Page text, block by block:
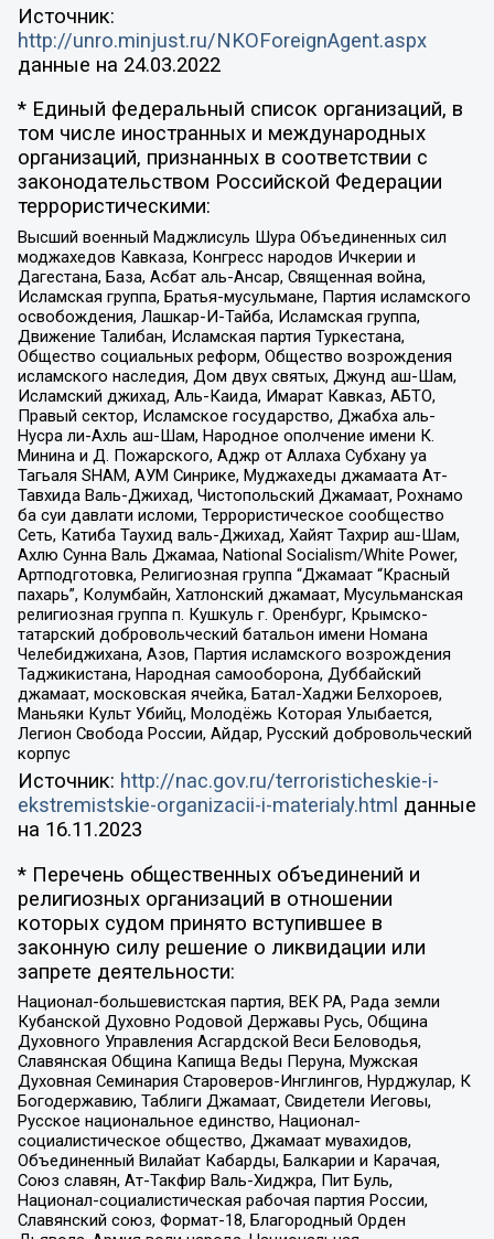
Источник:
http://unro.minjust.ru/NKOForeignAgent.aspx
данные на 24.03.2022
* Единый федеральный список организаций, в
том числе иностранных и международных
организаций, признанных в соответствии с
законодательством Российской Федерации
террористическими:
Высший военный Маджлисуль Шура Объединенных сил
моджахедов Кавказа, Конгресс народов Ичкерии и
Дагестана, База, Асбат аль-Ансар, Священная война,
Исламская группа, Братья-мусульмане, Партия исламского
освобождения, Лашкар-И-Тайба, Исламская группа,
Движение Талибан, Исламская партия Туркестана,
Общество социальных реформ, Общество возрождения
исламского наследия, Дом двух святых, Джунд аш-Шам,
Исламский джихад, Аль-Каида, Имарат Кавказ, АБТО,
Правый сектор, Исламское государство, Джабха аль-
Нусра ли-Ахль аш-Шам, Народное ополчение имени К.
Минина и Д. Пожарского, Аджр от Аллаха Субхану уа
Тагьаля SHAM, АУМ Синрике, Муджахеды джамаата Ат-
Тавхида Валь-Джихад, Чистопольский Джамаат, Рохнамо
ба суи давлати исломи, Террористическое сообщество
Сеть, Катиба Таухид валь-Джихад, Хайят Тахрир аш-Шам,
Ахлю Сунна Валь Джамаа, National Socialism/White Power,
Артподготовка, Религиозная группа “Джамаат “Красный
пахарь”, Колумбайн, Хатлонский джамаат, Мусульманская
религиозная группа п. Кушкуль г. Оренбург, Крымско-
татарский добровольческий батальон имени Номана
Челебиджихана, Азов, Партия исламского возрождения
Таджикистана, Народная самооборона, Дуббайский
джамаат, московская ячейка, Батал-Хаджи Белхороев,
Маньяки Культ Убийц, Молодёжь Которая Улыбается,
Легион Свобода России, Айдар, Русский добровольческий
корпус
Источник: http://nac.gov.ru/terroristicheskie-i-
ekstremistskie-organizacii-i-materialy.html данные
на 16.11.2023
* Перечень общественных объединений и
религиозных организаций в отношении
которых судом принято вступившее в
законную силу решение о ликвидации или
запрете деятельности:
Национал-большевистская партия, ВЕК РА, Рада земли
Кубанской Духовно Родовой Державы Русь, Община
Духовного Управления Асгардской Веси Беловодья,
Славянская Община Капища Веды Перуна, Мужская
Духовная Семинария Староверов-Инглингов, Нурджулар, К
Богодержавию, Таблиги Джамаат, Свидетели Иеговы,
Русское национальное единство, Национал-
социалистическое общество, Джамаат мувахидов,
Объединенный Вилайат Кабарды, Балкарии и Карачая,
Союз славян, Ат-Такфир Валь-Хиджра, Пит Буль,
Национал-социалистическая рабочая партия России,
Славянский союз, Формат-18, Благородный Орден